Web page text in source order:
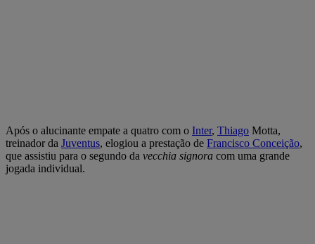
Após o alucinante empate a quatro com o Inter, Thiago Motta,
treinador da Juventus, elogiou a prestação de Francisco Conceição,
que assistiu para o segundo da vecchia signora com uma grande
jogada individual.